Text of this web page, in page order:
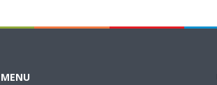
MENU